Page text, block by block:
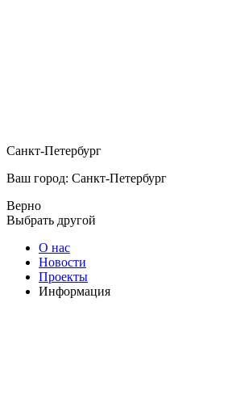
Санкт-Петербург
Ваш город: Санкт-Петербург
Верно
Выбрать другой
О нас
Новости
Проекты
Информация